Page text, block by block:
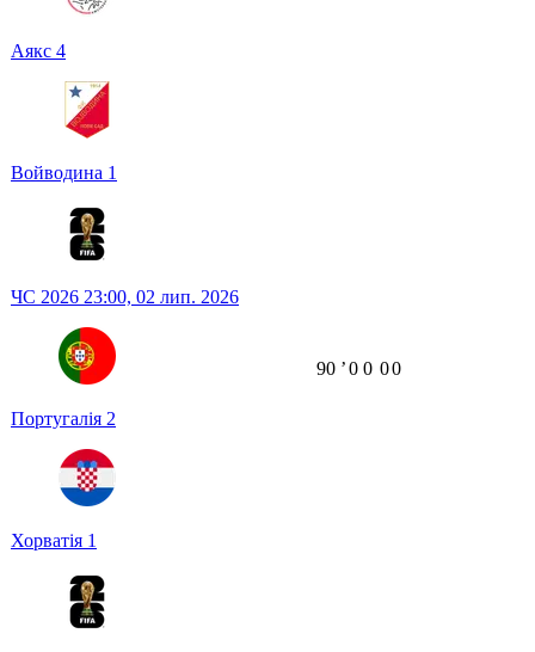
Аякс 4
Войводина 1
ЧС 2026 23:00, 02 лип. 2026
Португалія 2
Хорватія 1
90 ʼ0 0 00